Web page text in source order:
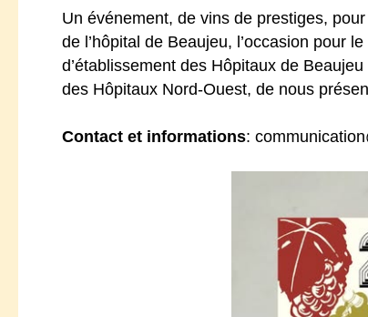
Un événement, de vins de prestiges,
de l’hôpital de Beaujeu, l’occasion pour
d’établissement des Hôpitaux de
des Hôpitaux Nord-Ouest, de nous
Contact et informations: